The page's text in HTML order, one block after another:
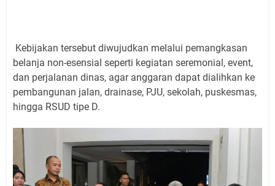
Kebijakan tersebut diwujudkan melalui pemangkasan
belanja non-esensial seperti kegiatan seremonial, event,
dan perjalanan dinas, agar anggaran dapat dialihkan ke
pembangunan jalan, drainase, PJU, sekolah, puskesmas,
hingga RSUD tipe D.